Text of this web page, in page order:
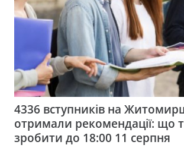
4336 вступників на
отримали рекомендації: що
зробити до 18:00 11 серпня